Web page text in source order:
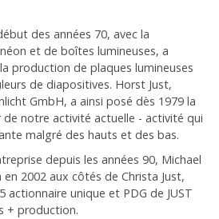
des années 70, avec la
et de boîtes lumineuses, a
production de plaques lumineuses
de diapositives. Horst Just,
GmbH, a ainsi posé dès 1979 la
notre activité actuelle - activité qui
malgré des hauts et des bas.
depuis les années 90, Michael
2002 aux côtés de Christa Just,
actionnaire unique et PDG de JUST
+ production.